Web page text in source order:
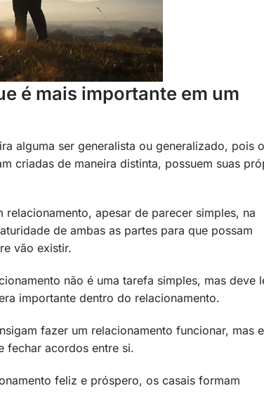
é mais importante em um
alguma ser generalista ou generalizado, pois o
criadas de maneira distinta, possuem suas
apesar de parecer simples, na
de ambas as partes para que possam
vão existir.
não é uma tarefa simples, mas deve
importante dentro do relacionamento.
fazer um relacionamento funcionar, mas
fechar acordos entre si.
feliz e próspero, os casais formam